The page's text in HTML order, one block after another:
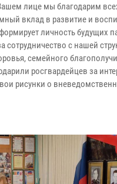
лице мы благодарим
вклад в развитие и
личность будущих
сотрудничество с нашей
семейного
росгвардейцев за
рисунки о